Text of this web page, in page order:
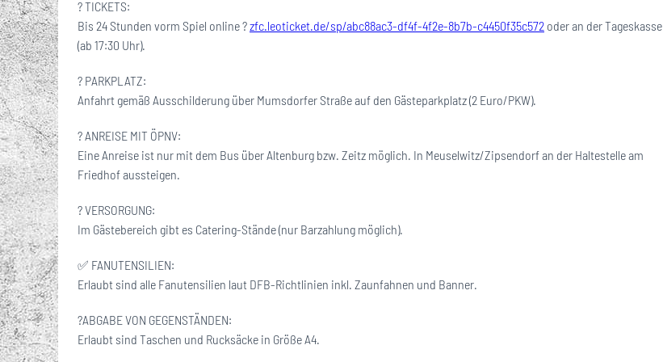
? TICKETS:
Bis 24 Stunden vorm Spiel online ?zfc.leoticket.de/sp/abc88ac3-df4f-4f2e-8b7b-c4450f35c572 oder an der Tageskasse
(ab 17:30 Uhr).
?️ PARKPLATZ:
Anfahrt gemäß Ausschilderung über Mumsdorfer Straße auf den Gästeparkplatz (2 Euro/PKW).
? ANREISE MIT ÖPNV:
Eine Anreise ist nur mit dem Bus über Altenburg bzw. Zeitz möglich. In Meuselwitz/Zipsendorf an der Haltestelle am
Friedhof aussteigen.
? VERSORGUNG:
Im Gästebereich gibt es Catering-Stände (nur Barzahlung möglich).
✅ FANUTENSILIEN:
Erlaubt sind alle Fanutensilien laut DFB-Richtlinien inkl. Zaunfahnen und Banner.
?ABGABE VON GEGENSTÄNDEN:
Erlaubt sind Taschen und Rucksäcke in Größe A4.